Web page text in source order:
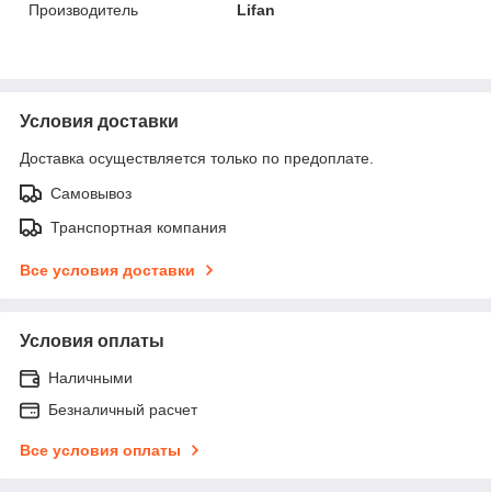
Производитель
Lifan
Условия доставки
Доставка осуществляется только по предоплате.
Самовывоз
Транспортная компания
Все условия доставки
Условия оплаты
Наличными
Безналичный расчет
Все условия оплаты